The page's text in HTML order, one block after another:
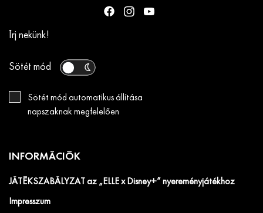
Írj nekünk!
Sötét mód
Sötét mód automatikus állítása
napszaknak megfelelően
INFORMÁCIÓK
JÁTÉKSZABÁLYZAT az „ELLE x Disney+” nyereményjátékhoz
Impresszum